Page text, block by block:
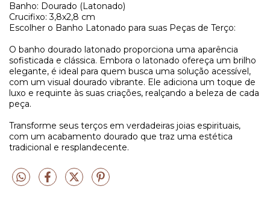
Banho: Dourado (Latonado)
Crucifixo: 3,8x2,8 cm
Escolher o Banho Latonado para suas Peças de Terço:
O banho dourado latonado proporciona uma aparência
sofisticada e clássica. Embora o latonado ofereça um brilho
elegante, é ideal para quem busca uma solução acessível,
com um visual dourado vibrante. Ele adiciona um toque de
luxo e requinte às suas criações, realçando a beleza de cada
peça.
Transforme seus terços em verdadeiras joias espirituais,
com um acabamento dourado que traz uma estética
tradicional e resplandecente.